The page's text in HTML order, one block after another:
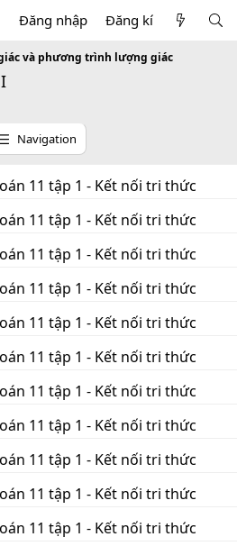
Đăng nhập Đăng kí
và phương trình lượng giác
Navigation
11 tập 1 - Kết nối tri thức
11 tập 1 - Kết nối tri thức
11 tập 1 - Kết nối tri thức
11 tập 1 - Kết nối tri thức
11 tập 1 - Kết nối tri thức
11 tập 1 - Kết nối tri thức
11 tập 1 - Kết nối tri thức
11 tập 1 - Kết nối tri thức
11 tập 1 - Kết nối tri thức
11 tập 1 - Kết nối tri thức
11 tập 1 - Kết nối tri thức